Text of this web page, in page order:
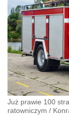
Już prawie 100
ratowniczym /